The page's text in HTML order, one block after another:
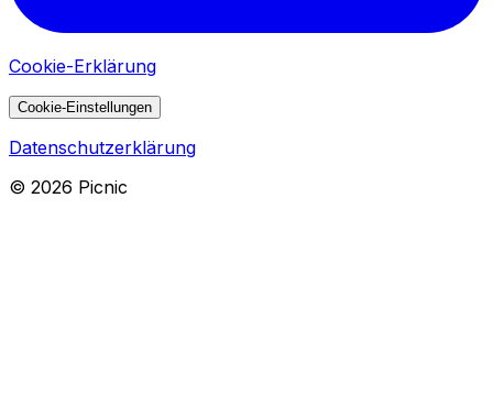
Cookie-Erklärung
Cookie-Einstellungen
Datenschutzerklärung
© 2026 Picnic